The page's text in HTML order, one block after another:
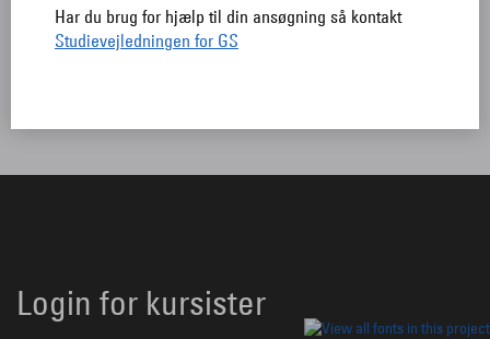
Login for kursister
Har du brug for hjælp til din ansøgning så kontakt
Studievejledningen for GS